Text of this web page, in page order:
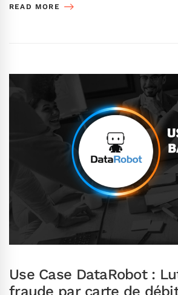
READ MORE
Use Case DataRobot :
fraude par carte de